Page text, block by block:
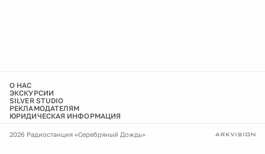
О НАС
ЭКСКУРСИИ
SILVER STUDIO
РЕКЛАМОДАТЕЛЯМ
ЮРИДИЧЕСКАЯ ИНФОРМАЦИЯ
2026 Радиостанция «Серебряный Дождь»